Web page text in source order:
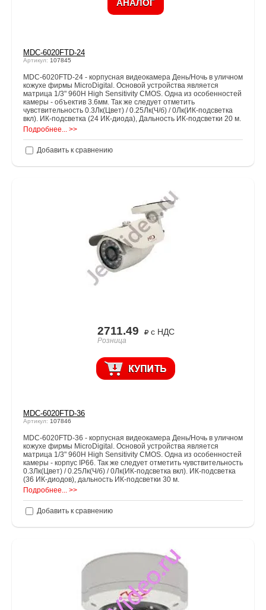
АНАЛОГ
MDC-6020FTD-24
Артикул: 107845
MDC-6020FTD-24 - корпусная видеокамера День/Ночь в уличном
кожухе фирмы MicroDigital. Основой устройства является
матрица 1/3" 960H High Sensitivity CMOS. Одна из особенностей
камеры - объектив 3.6мм. Так же следует отметить
чувствительность 0.3Лк(Цвет) / 0.25Лк(Ч/б) / 0Лк(ИК-подсветка
вкл). ИК-подсветка (24 ИК-диода), Дальность ИК-подсветки 20 м.
Подробнее... >>
Добавить к сравнению
2711.49 с НДС
Розница
MDC-6020FTD-36
Артикул: 107846
MDC-6020FTD-36 - корпусная видеокамера День/Ночь в уличном
кожухе фирмы MicroDigital. Основой устройства является
матрица 1/3" 960H High Sensitivity CMOS. Одна из особенностей
камеры - корпус IP66. Так же следует отметить чувствительность
0.3Лк(Цвет) / 0.25Лк(Ч/б) / 0Лк(ИК-подсветка вкл). ИК-подсветка
(36 ИК-диодов), дальность ИК-подсветки 30 м.
Подробнее... >>
Добавить к сравнению